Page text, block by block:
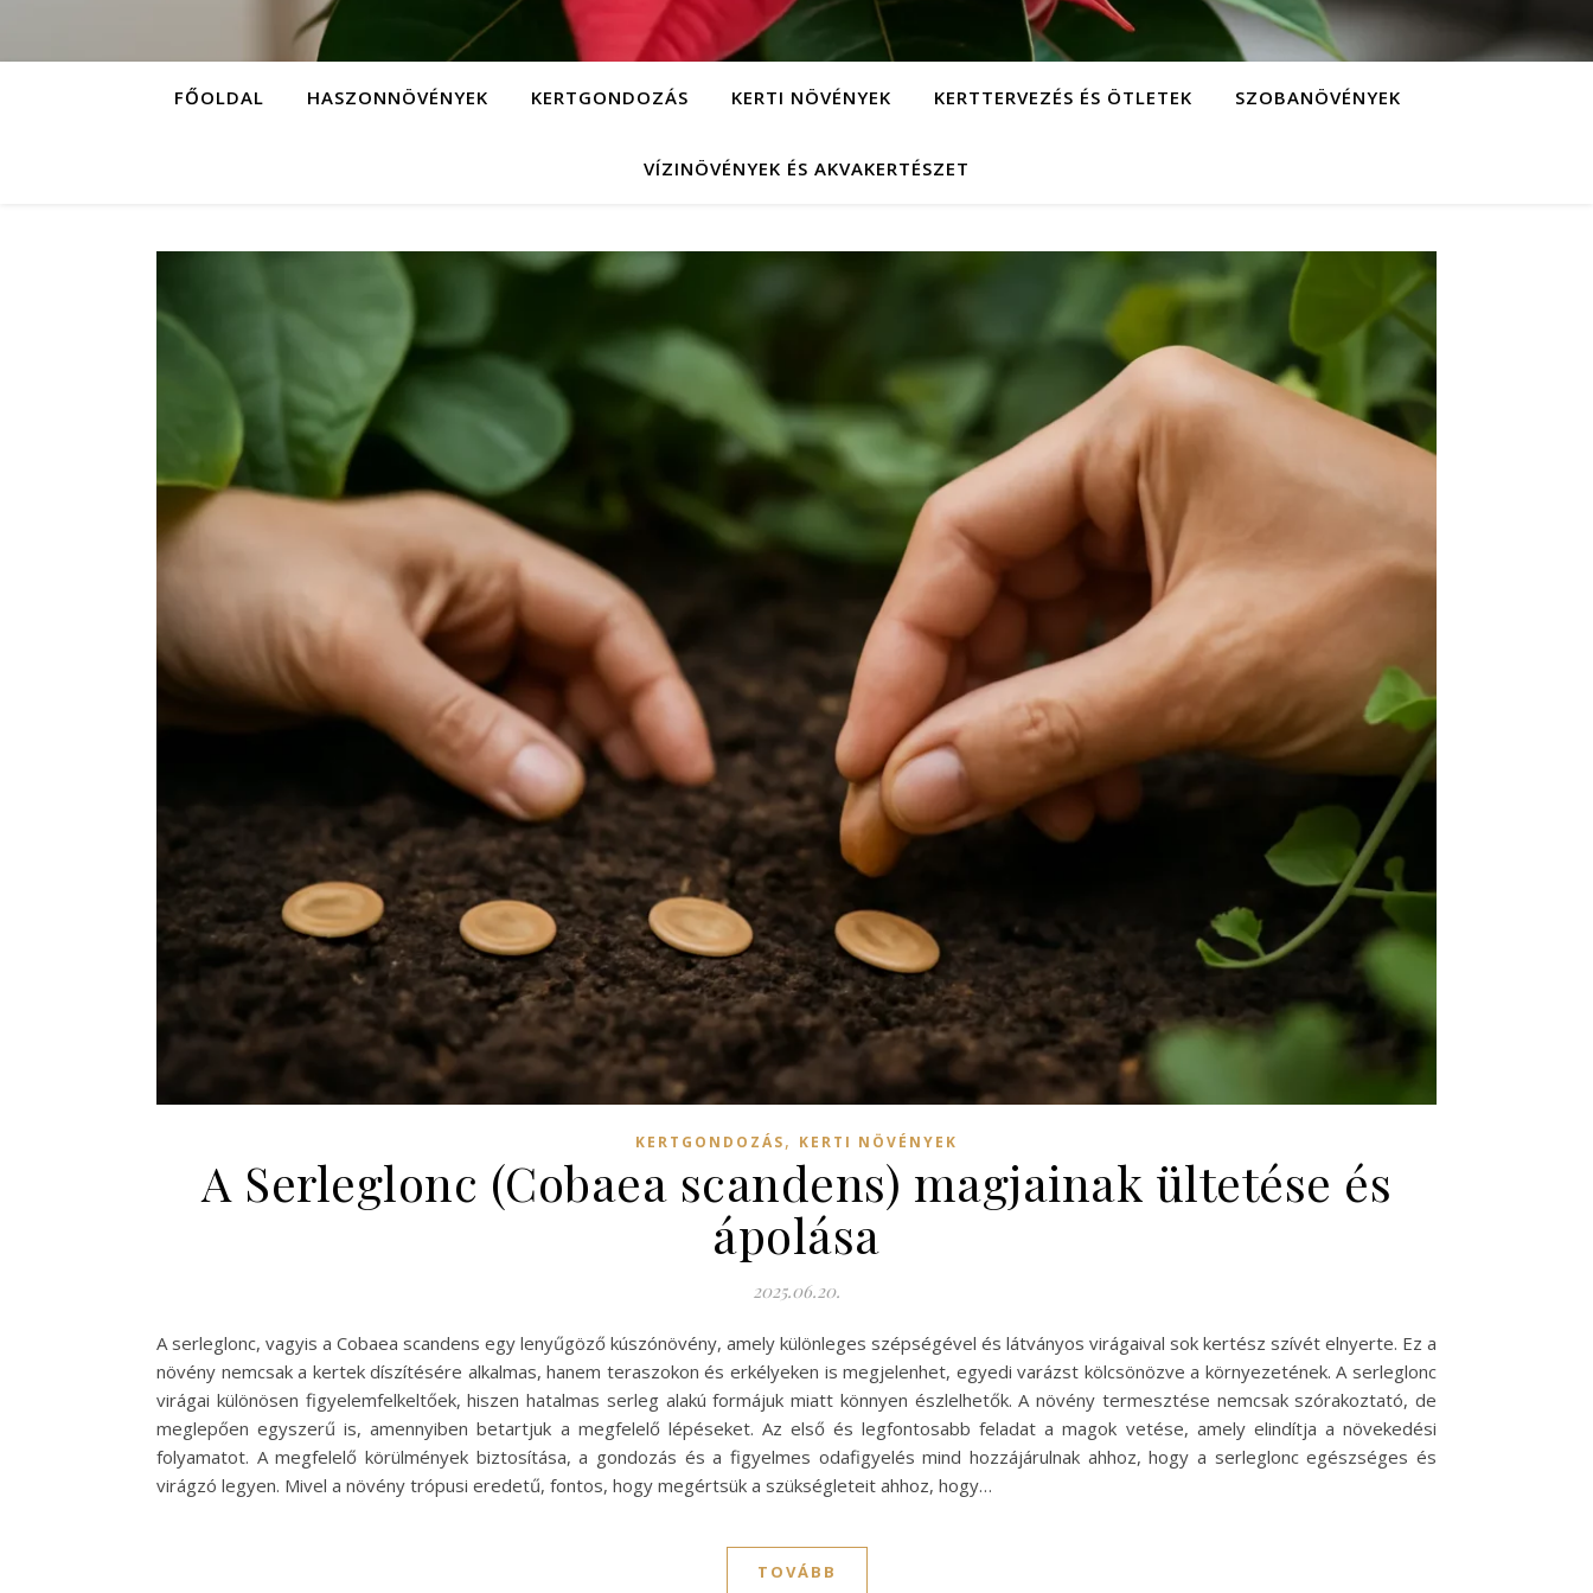
FŐOLDAL HASZONNÖVÉNYEK KERTGONDOZÁS KERTI NÖVÉNYEK KERTTERVEZÉS ÉS ÖTLETEK SZOBANÖVÉNYEK
VÍZINÖVÉNYEK ÉS AKVAKERTÉSZET
KERTGONDOZÁS, KERTI NÖVÉNYEK
A Serleglonc (Cobaea scandens) magjainak ültetése és
ápolása
2025.06.20.
A serleglonc, vagyis a Cobaea scandens egy lenyűgöző kúszónövény, amely különleges szépségével és látványos virágaival sok kertész szívét elnyerte. Ez a
növény nemcsak a kertek díszítésére alkalmas, hanem teraszokon és erkélyeken is megjelenhet, egyedi varázst kölcsönözve a környezetének. A serleglonc
virágai különösen figyelemfelkeltőek, hiszen hatalmas serleg alakú formájuk miatt könnyen észlelhetők. A növény termesztése nemcsak szórakoztató, de
meglepően egyszerű is, amennyiben betartjuk a megfelelő lépéseket. Az első és legfontosabb feladat a magok vetése, amely elindítja a növekedési
folyamatot. A megfelelő körülmények biztosítása, a gondozás és a figyelmes odafigyelés mind hozzájárulnak ahhoz, hogy a serleglonc egészséges és
virágzó legyen. Mivel a növény trópusi eredetű, fontos, hogy megértsük a szükségleteit ahhoz, hogy…
TOVÁBB